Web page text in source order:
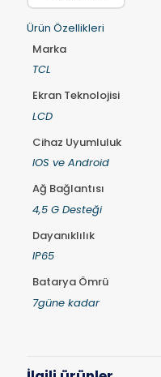
Ürün Özellikleri
Marka
TCL
Ekran Teknolojisi
LCD
Cihaz Uyumluluk
IOS ve Android
Ağ Bağlantısı
4,5 G Desteği
Dayanıklılık
IP65
Batarya Ömrü
7güne kadar